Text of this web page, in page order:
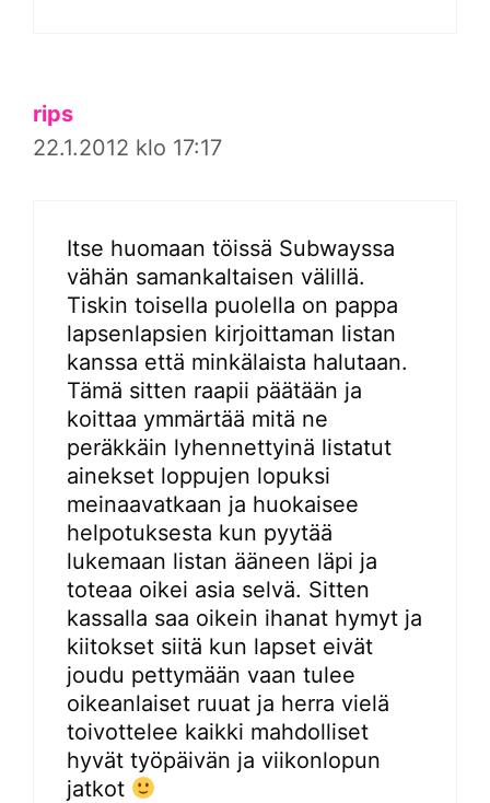
rips
22.1.2012 klo 17:17
Itse huomaan töissä Subwayssa
vähän samankaltaisen välillä.
Tiskin toisella puolella on pappa
lapsenlapsien kirjoittaman listan
kanssa että minkälaista halutaan.
Tämä sitten raapii päätään ja
koittaa ymmärtää mitä ne
peräkkäin lyhennettyinä listatut
ainekset loppujen lopuksi
meinaavatkaan ja huokaisee
helpotuksesta kun pyytää
lukemaan listan ääneen läpi ja
toteaa oikei asia selvä. Sitten
kassalla saa oikein ihanat hymyt ja
kiitokset siitä kun lapset eivät
joudu pettymään vaan tulee
oikeanlaiset ruuat ja herra vielä
toivottelee kaikki mahdolliset
hyvät työpäivän ja viikonlopun
jatkot